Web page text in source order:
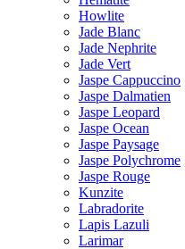
Howlite
Jade Blanc
Jade Nephrite
Jade Vert
Jaspe Cappuccino
Jaspe Dalmatien
Jaspe Leopard
Jaspe Ocean
Jaspe Paysage
Jaspe Polychrome
Jaspe Rouge
Kunzite
Labradorite
Lapis Lazuli
Larimar